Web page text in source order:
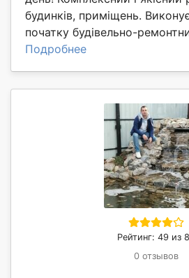
будинків, приміщень.
початку будівельно-
Подробнее
Рейтинг: 49 из
0 отзывов